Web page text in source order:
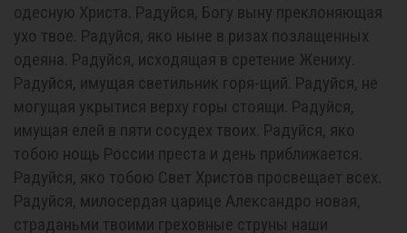
одесную Христа. Радуйся, Богу выну преклоняющая
ухо твое. Радуйся, яко ныне в ризах позлащенных
одеяна. Радуйся, исходящая в сретение Жениху.
Радуйся, имущая светильник горя-щий. Радуйся, не
могущая укрытися верху горы стоящи. Радуйся,
имущая елей в пяти сосудех твоих. Радуйся, яко
тобою нощь России преста и день приближается.
Радуйся, яко тобою Свет Христов просвещает всех.
Радуйся, милосердая царице Александро новая,
страданьми твоими греховные струны наши